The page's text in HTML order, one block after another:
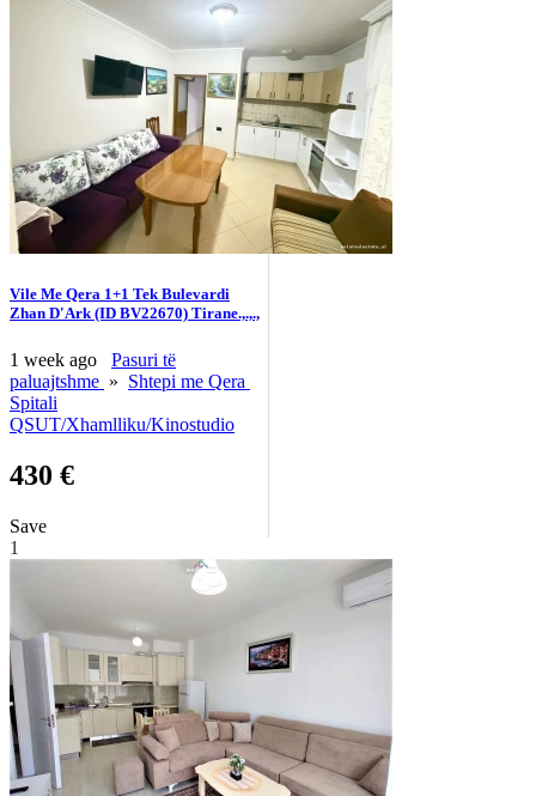
Vile Me Qera 1+1 Tek Bulevardi
Zhan D'Ark (ID BV22670) Tirane.,.,.,
1 week ago
Pasuri të
paluajtshme » Shtepi me Qera
Spitali
QSUT/Xhamlliku/Kinostudio
430 €
Save
1